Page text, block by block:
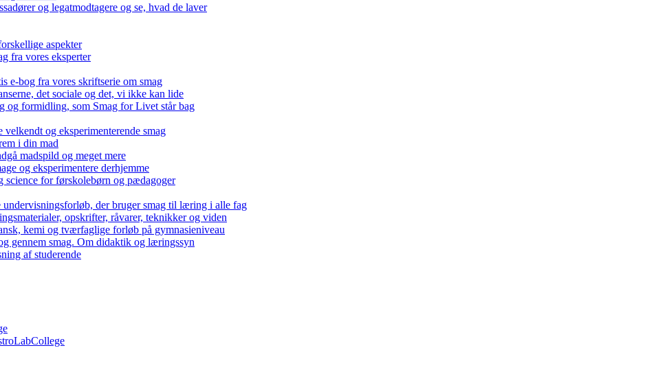
og legatmodtagere og se, hvad de laver
aspekter
fra vores eksperter
e-bog fra vores skriftserie om smag
det sociale og det, vi ikke kan lide
og formidling, som Smag for Livet står bag
og eksperimenterende smag
i din mad
madspild og meget mere
og eksperimentere derhjemme
science for førskolebørn og pædagoger
undervisningsforløb, der bruger smag til læring i alle fag
opskrifter, råvarer, teknikker og viden
kemi og tværfaglige forløb på gymnasieniveau
gennem smag. Om didaktik og læringssyn
af studerende